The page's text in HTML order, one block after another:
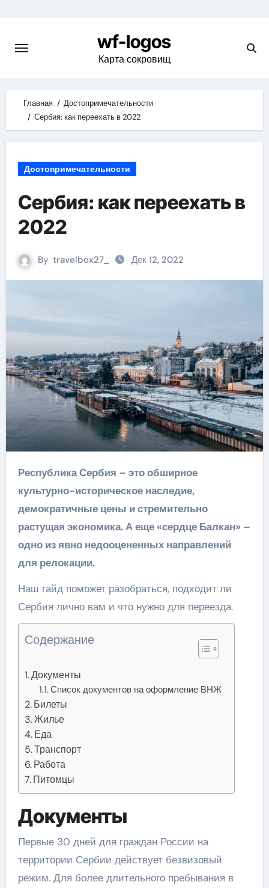
content
wf-logos
Карта сокровищ
Главная
Достопримечательности
Сербия: как переехать в 2022
Достопримечательности
Сербия: как переехать в
2022
By travelbox27_ Дек 12, 2022
Республика Сербия – это обширное
культурно-историческое наследие,
демократичные цены и стремительно
растущая экономика. А еще «сердце Балкан» –
одно из явно недооцененных направлений
для релокации.
Наш гайд поможет разобраться, подходит ли
Сербия лично вам и что нужно для переезда.
Содержание
Документы
Список документов на оформление ВНЖ
Билеты
Жилье
Еда
Транспорт
Работа
Питомцы
Документы
Первые 30 дней для граждан России на
территории Сербии действует безвизовый
режим. Для более длительного пребывания в